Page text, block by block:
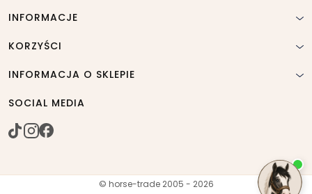
INFORMACJE
KORZYŚCI
INFORMACJA O SKLEPIE
SOCIAL MEDIA
© horse-trade 2005 - 2026